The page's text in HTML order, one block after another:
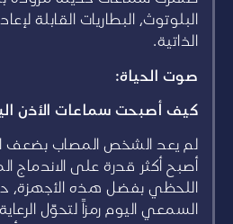
البلوتوث، البطاريات القابلة
الذاتية.
صوت الحياة:
كيف أصبحت سماعات الأذن
لم يعد الشخص المصاب بضعف
أصبح أكثر قدرة على الاندماج
اللحظي بفضل هذه الأجهزة،
السمعي اليوم رمزاً لتحوّل